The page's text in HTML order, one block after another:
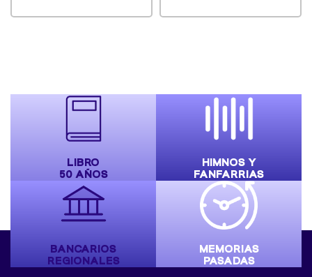
LIBRO
50 AÑOS
HIMNOS Y
FANFARRIAS
BANCARIOS
REGIONALES
MEMORIAS
PASADAS